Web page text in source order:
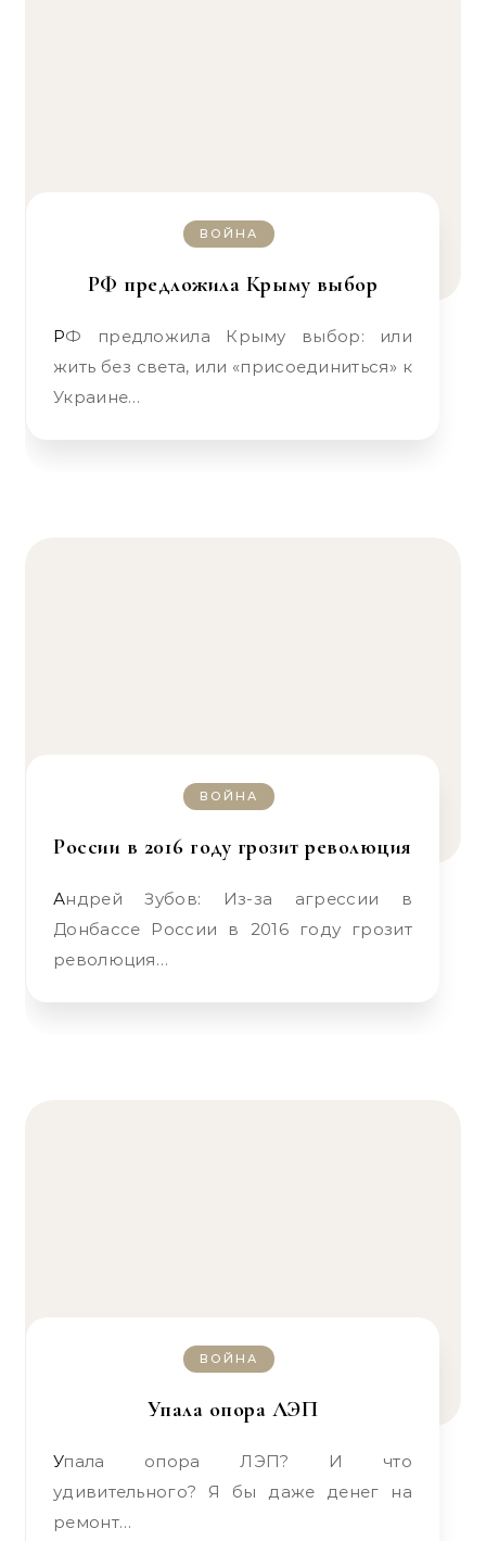
ВОЙНА
РФ предложила Крыму выбор
РФ предложила Крыму выбор: или
жить без света, или «присоединиться» к
Украине…
ВОЙНА
России в 2016 году грозит революция
Андрей Зубов: Из-за агрессии в
Донбассе России в 2016 году грозит
революция…
ВОЙНА
Упала опора ЛЭП
Упала опора ЛЭП? И что
удивительного? Я бы даже денег на
ремонт…